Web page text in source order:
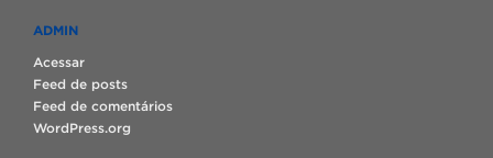
ADMIN
Acessar
Feed de posts
Feed de comentários
WordPress.org